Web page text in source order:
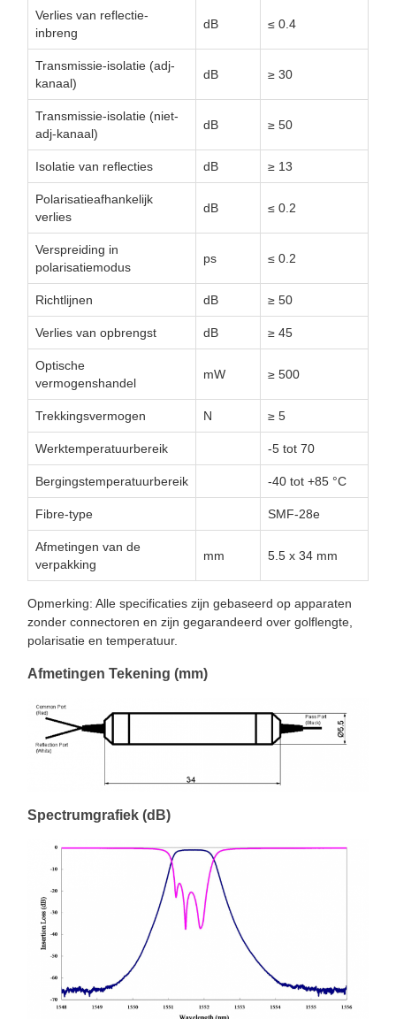
Verlies van reflectie-
inbreng
dB ≤ 0.4
Transmissie-isolatie (adj-
kanaal)
dB ≥ 30
Transmissie-isolatie (niet-
adj-kanaal)
dB ≥ 50
Isolatie van reflecties dB ≥ 13
Polarisatieafhankelijk
verlies
dB ≤ 0.2
Verspreiding in
polarisatiemodus
ps ≤ 0.2
Richtlijnen dB ≥ 50
Verlies van opbrengst dB ≥ 45
Optische
vermogenshandel
mW ≥ 500
Trekkingsvermogen N ≥ 5
Werktemperatuurbereik -5 tot 70
Bergingstemperatuurbereik -40 tot +85 °C
Fibre-type SMF-28e
Afmetingen van de
verpakking
mm 5.5 x 34 mm
Opmerking: Alle specificaties zijn gebaseerd op apparaten
zonder connectoren en zijn gegarandeerd over golflengte,
polarisatie en temperatuur.
Afmetingen Tekening (mm)
Spectrumgrafiek (dB)